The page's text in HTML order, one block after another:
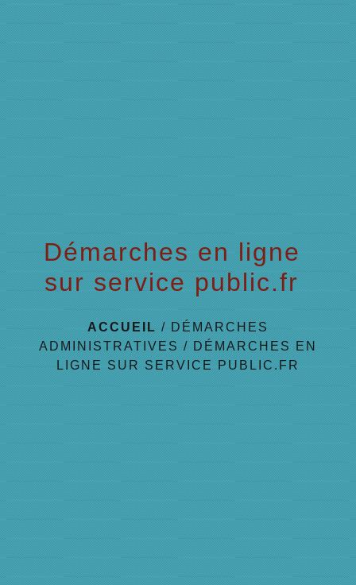
Démarches en ligne
sur service public.fr
ACCUEIL / DÉMARCHES
ADMINISTRATIVES / DÉMARCHES EN
LIGNE SUR SERVICE PUBLIC.FR